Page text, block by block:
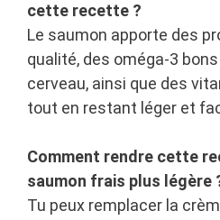
cette recette ?
Le saumon apporte des
qualité, des oméga-3
cerveau, ainsi que des
tout en restant léger et
Comment rendre cette
saumon frais plus légère
Tu peux remplacer la